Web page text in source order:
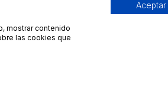
mostrar contenido
las cookies que